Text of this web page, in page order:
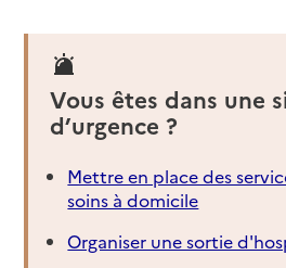
Vous êtes dans une
d’urgence ?
Mettre en place des
soins à domicile
Organiser une sortie